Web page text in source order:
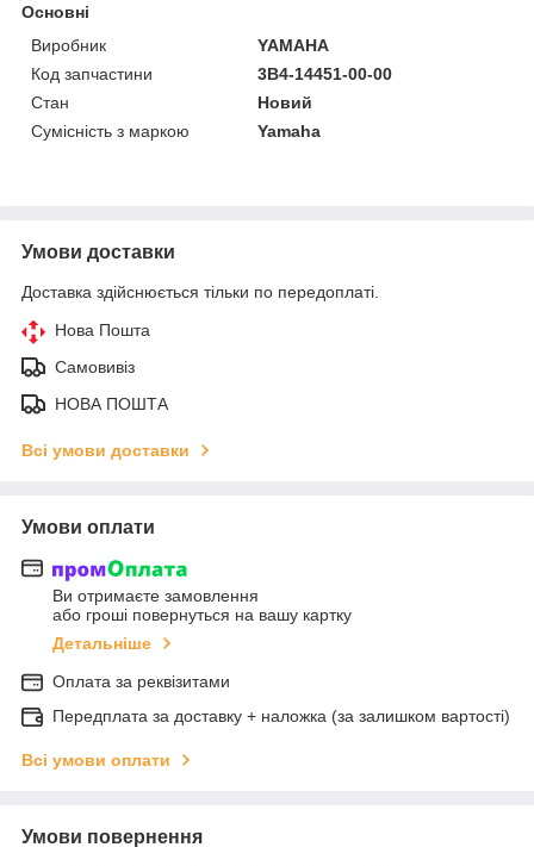
Основні
Виробник
YAMAHA
Код запчастини
3B4-14451-00-00
Стан
Новий
Сумісність з маркою
Yamaha
Умови доставки
Доставка здійснюється тільки по передоплаті.
Нова Пошта
Самовивіз
НОВА ПОШТА
Всі умови доставки
Умови оплати
Ви отримаєте замовлення
або гроші повернуться на вашу картку
Детальніше
Оплата за реквізитами
Передплата за доставку + наложка (за залишком вартості)
Всі умови оплати
Умови повернення